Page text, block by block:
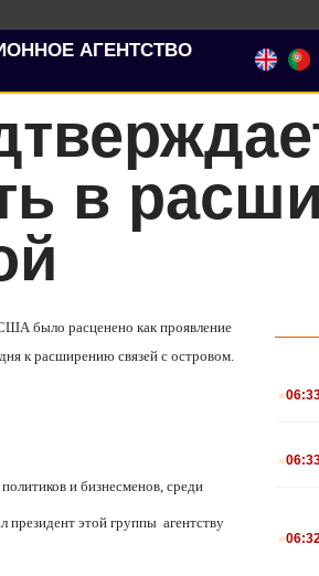
АГЕНТСТВО
в
было расценено как проявление
к расширению связей с островом.
и бизнесменов, среди
президент этой группы агентству
.
.
.